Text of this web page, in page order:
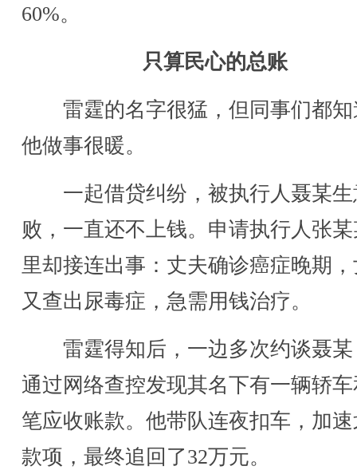
60%。
只算民心的总账
雷霆的名字很猛，但同事们都知
他做事很暖。
一起借贷纠纷，被执行人聂某生
败，一直还不上钱。申请执行人张
里却接连出事：丈夫确诊癌症晚期
又查出尿毒症，急需用钱治疗。
雷霆得知后，一边多次约谈聂某
通过网络查控发现其名下有一辆轿
笔应收账款。他带队连夜扣车，加
款项，最终追回了32万元。